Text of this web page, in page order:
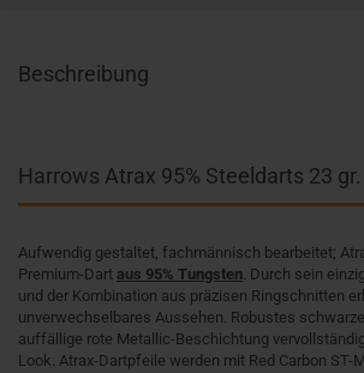
Beschreibung
Harrows Atrax 95% Steeldarts 23 gr.
Aufwendig gestaltet, fachmännisch bearbeitet;
Premium-Dart aus 95% Tungsten. Durch sein
und der Kombination aus präzisen Ringschnitten
unverwechselbares Aussehen. Robustes
auffällige rote Metallic-Beschichtung
Look. Atrax-Dartpfeile werden mit Red Carbon ST-